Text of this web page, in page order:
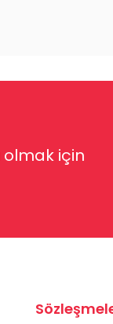
olmak için